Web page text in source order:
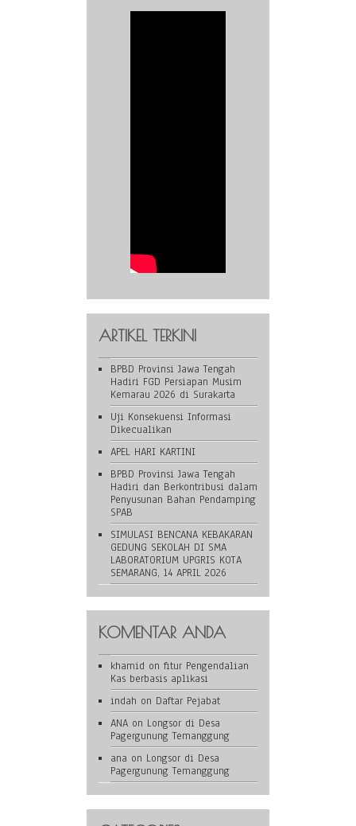
ARTIKEL TERKINI
BPBD Provinsi Jawa Tengah
Hadiri FGD Persiapan Musim
Kemarau 2026 di Surakarta
Uji Konsekuensi Informasi
Dikecualikan
APEL HARI KARTINI
BPBD Provinsi Jawa Tengah
Hadiri dan Berkontribusi dalam
Penyusunan Bahan Pendamping
SPAB
SIMULASI BENCANA KEBAKARAN
GEDUNG SEKOLAH DI SMA
LABORATORIUM UPGRIS KOTA
SEMARANG, 14 APRIL 2026
KOMENTAR ANDA
khamid on fitur Pengendalian
Kas berbasis aplikasi
indah on Daftar Pejabat
ANA on Longsor di Desa
Pagergunung Temanggung
ana on Longsor di Desa
Pagergunung Temanggung